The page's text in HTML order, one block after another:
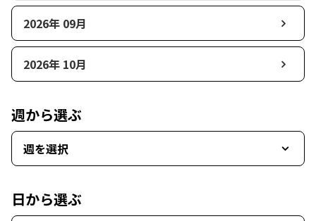
2026年 09月
2026年 10月
週から選ぶ
週を選択
日から選ぶ